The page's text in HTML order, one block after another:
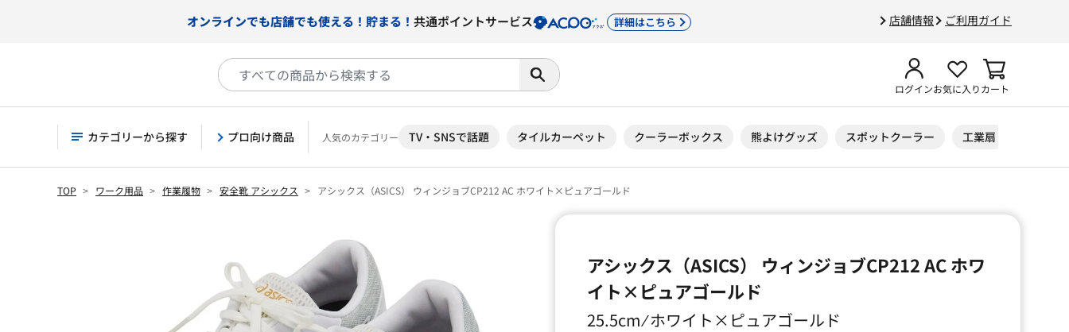
店舗情報 ご利用ガイド
オンラインでも店舗でも使える！貯まる！ 共通ポイントサービス 詳細はこちら
ログインお気に入りカート
カテゴリーから探す プロ向け商品 人気のカテゴリー TV・SNSで話題 タイルカーペット クーラーボックス 熊よけグッズ スポットクーラー 工業扇
TOP ワーク用品 作業履物 安全靴 アシックス アシックス（ASICS） ウィンジョブCP212 AC ホワイト×ピュアゴールド
アシックス（ASICS） ウィンジョブCP212 AC ホワ
イト×ピュアゴールド
25.5cm ⁄ ホワイト×ピュアゴールド